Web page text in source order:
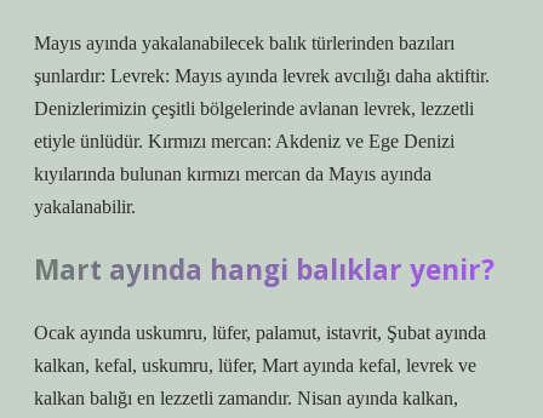
Mayıs ayında yakalanabilecek balık türlerinden bazıları
şunlardır: Levrek: Mayıs ayında levrek avcılığı daha aktiftir.
Denizlerimizin çeşitli bölgelerinde avlanan levrek, lezzetli
etiyle ünlüdür. Kırmızı mercan: Akdeniz ve Ege Denizi
kıyılarında bulunan kırmızı mercan da Mayıs ayında
yakalanabilir.
Mart ayında hangi balıklar yenir?
Ocak ayında uskumru, lüfer, palamut, istavrit, Şubat ayında
kalkan, kefal, uskumru, lüfer, Mart ayında kefal, levrek ve
kalkan balığı en lezzetli zamandır. Nisan ayında kalkan,